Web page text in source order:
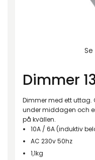
Dimmer
Dimmer med ett uttag.
under middagen och
på kvällen.
10A / 6A (induktiv
AC 230v 50hz
1,1kg